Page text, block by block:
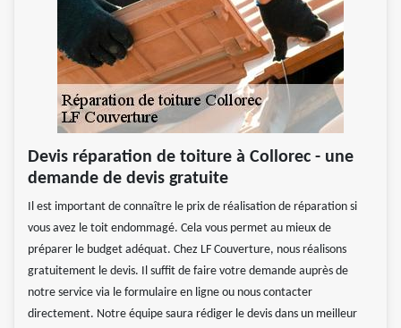
Devis réparation de toiture à Collorec - une
demande de devis gratuite
Il est important de connaître le prix de réalisation de réparation si
vous avez le toit endommagé. Cela vous permet au mieux de
préparer le budget adéquat. Chez LF Couverture, nous réalisons
gratuitement le devis. Il suffit de faire votre demande auprès de
notre service via le formulaire en ligne ou nous contacter
directement. Notre équipe saura rédiger le devis dans un meilleur